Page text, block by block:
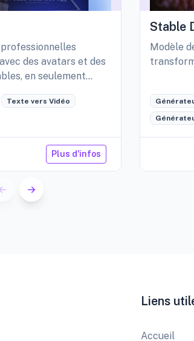
des avatars et des
en seulement
Texte vers Vidéo
Plus d'infos
Stable
Modèle
Liens
Accueil